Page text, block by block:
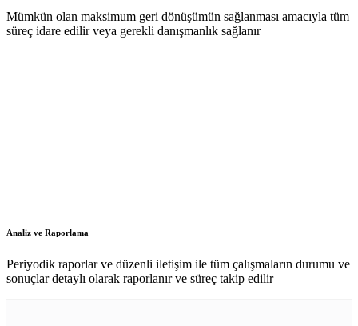
Mümkün olan maksimum geri dönüşümün sağlanması amacıyla tüm
süreç idare edilir veya gerekli danışmanlık sağlanır
Analiz ve Raporlama
Periyodik raporlar ve düzenli iletişim ile tüm çalışmaların durumu ve
sonuçlar detaylı olarak raporlanır ve süreç takip edilir